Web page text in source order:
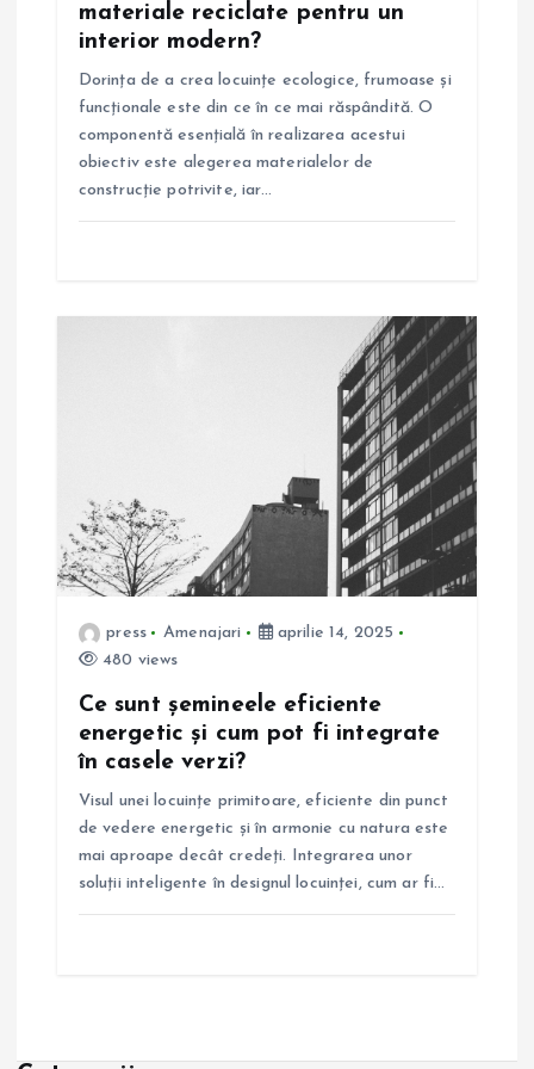
materiale reciclate pentru un
interior modern?
Dorința de a crea locuințe ecologice, frumoase și
funcționale este din ce în ce mai răspândită. O
componentă esențială în realizarea acestui
obiectiv este alegerea materialelor de
construcție potrivite, iar…
press Amenajari
aprilie 14, 2025
480 views
Ce sunt șemineele eficiente
energetic și cum pot fi integrate
în casele verzi?
Visul unei locuințe primitoare, eficiente din punct
de vedere energetic și în armonie cu natura este
mai aproape decât credeți. Integrarea unor
soluții inteligente în designul locuinței, cum ar fi…